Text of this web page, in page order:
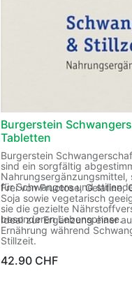
Burgerstein
Tabletten
Burgerstein
sind ein sorgfältig
für Schwangere und
Frei von Fructose, Gelatine,
Soja sowie vegetarisch
sie die gezielte
besonderen Lebensphase.
Ideal zur Ergänzung einer
Ernährung während
Stillzeit.
42.90 CHF